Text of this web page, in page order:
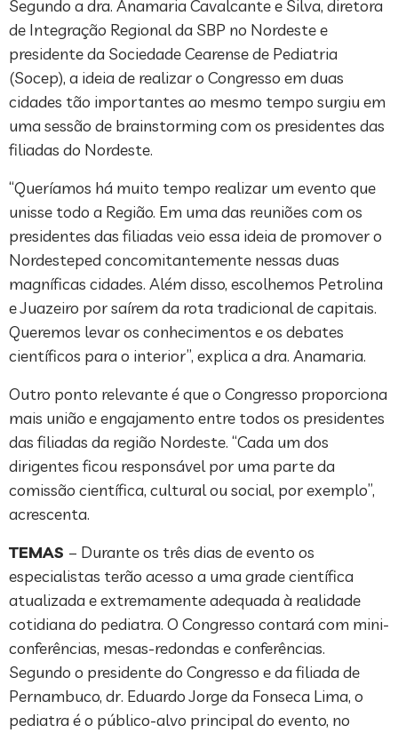
Segundo a dra. Anamaria Cavalcante e Silva, diretora
de Integração Regional da SBP no Nordeste e
presidente da Sociedade Cearense de Pediatria
(Socep), a ideia de realizar o Congresso em duas
cidades tão importantes ao mesmo tempo surgiu em
uma sessão de brainstorming com os presidentes das
filiadas do Nordeste.
“Queríamos há muito tempo realizar um evento que
unisse todo a Região. Em uma das reuniões com os
presidentes das filiadas veio essa ideia de promover o
Nordesteped concomitantemente nessas duas
magníficas cidades. Além disso, escolhemos Petrolina
e Juazeiro por saírem da rota tradicional de capitais.
Queremos levar os conhecimentos e os debates
científicos para o interior”, explica a dra. Anamaria.
Outro ponto relevante é que o Congresso proporciona
mais união e engajamento entre todos os presidentes
das filiadas da região Nordeste. “Cada um dos
dirigentes ficou responsável por uma parte da
comissão científica, cultural ou social, por exemplo”,
acrescenta.
TEMAS – Durante os três dias de evento os
especialistas terão acesso a uma grade científica
atualizada e extremamente adequada à realidade
cotidiana do pediatra. O Congresso contará com mini-
conferências, mesas-redondas e conferências.
Segundo o presidente do Congresso e da filiada de
Pernambuco, dr. Eduardo Jorge da Fonseca Lima, o
pediatra é o público-alvo principal do evento, no